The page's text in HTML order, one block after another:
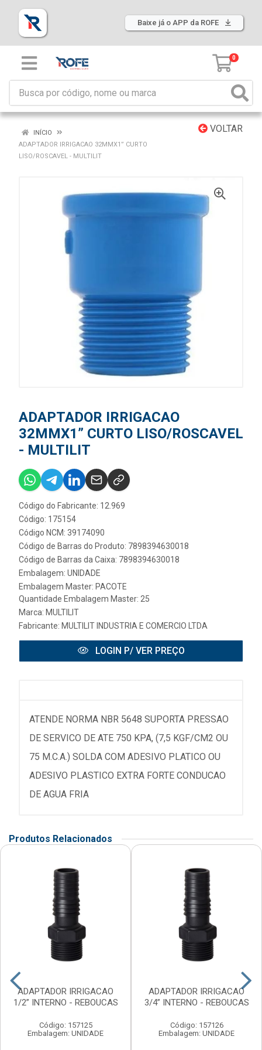
Baixe já o APP da ROFE
0
VOLTAR
INÍCIO
ADAPTADOR IRRIGACAO 32MMX1” CURTO
LISO/ROSCAVEL - MULTILIT
ADAPTADOR IRRIGACAO
32MMX1” CURTO LISO/ROSCAVEL
- MULTILIT
Código do Fabricante: 12.969
Código: 175154
Código NCM: 39174090
Código de Barras do Produto: 7898394630018
Código de Barras da Caixa: 7898394630018
Embalagem: UNIDADE
Embalagem Master: PACOTE
Quantidade Embalagem Master: 25
Marca: MULTILIT
Fabricante: MULTILIT INDUSTRIA E COMERCIO LTDA
LOGIN P/ VER PREÇO
ATENDE NORMA NBR 5648 SUPORTA PRESSAO
DE SERVICO DE ATE 750 KPA, (7,5 KGF/CM2 OU
75 M.C.A.) SOLDA COM ADESIVO PLATICO OU
ADESIVO PLASTICO EXTRA FORTE CONDUCAO
DE AGUA FRIA
Produtos Relacionados
ADAPTADOR IRRIGACAO
1/2” INTERNO - REBOUCAS
Código: 157125
Embalagem: UNIDADE
ADAPTADOR IRRIGACAO
3/4” INTERNO - REBOUCAS
Código: 157126
Embalagem: UNIDADE